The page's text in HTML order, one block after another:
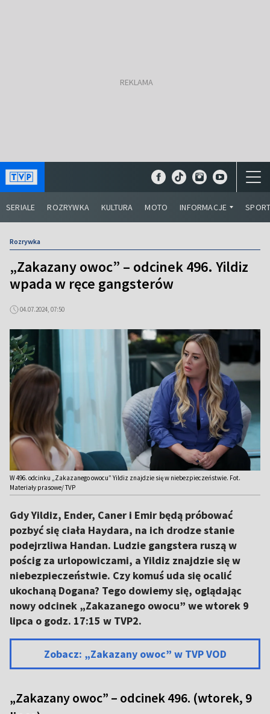
SERIALE ROZRYWKA KULTURA MOTO INFORMACJE
Rozrywka
„Zakazany owoc” – odcinek 496. Yildiz
wpada w ręce gangsterów
04.07.2024, 07:50
W 496. odcinku „Zakazanego owocu” Yildiz znajdzie się w niebezpieczeństwie. Fot.
Materiały prasowe/ TVP
Gdy Yildiz, Ender, Caner i Emir będą próbować
pozbyć się ciała Haydara, na ich drodze stanie
podejrzliwa Handan. Ludzie gangstera ruszą w
pościg za urlopowiczami, a Yildiz znajdzie się w
niebezpieczeństwie. Czy komuś uda się ocalić
ukochaną Dogana? Tego dowiemy się, oglądając
nowy odcinek „Zakazanego owocu” we wtorek 9
lipca o godz. 17:15 w TVP2.
Zobacz: „Zakazany owoc” w TVP VOD
„Zakazany owoc” – odcinek 496. (wtorek, 9